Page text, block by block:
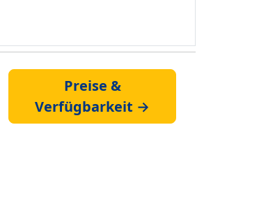
Preise &
Verfügbarkeit →